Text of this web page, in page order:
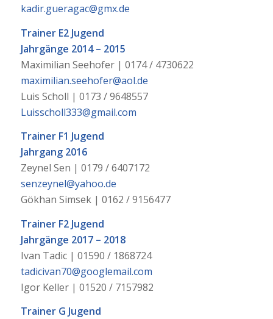
kadir.gueragac@gmx.de
Trainer E2 Jugend
Jahrgänge 2014 – 2015
Maximilian Seehofer | 0174 / 4730622
maximilian.seehofer@aol.de
Luis Scholl | 0173 / 9648557
Luisscholl333@gmail.com
Trainer F1 Jugend
Jahrgang 2016
Zeynel Sen | 0179 / 6407172
senzeynel@yahoo.de
Gökhan Simsek | 0162 / 9156477
Trainer F2 Jugend
Jahrgänge 2017 – 2018
Ivan Tadic | 01590 / 1868724
tadicivan70@googlemail.com
Igor Keller | 01520 / 7157982
Trainer G Jugend